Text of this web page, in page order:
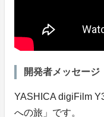
開発者メッセージ
YASHICA digiFilm
への旅」です。